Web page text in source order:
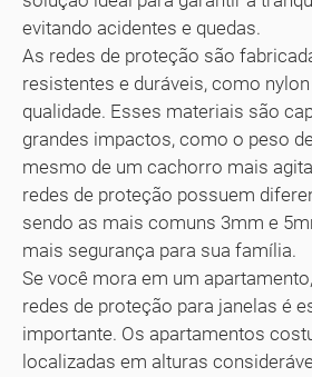
evitando acidentes e quedas.
As redes de proteção são
resistentes e duráveis, como
qualidade. Esses materiais são
grandes impactos, como o peso
mesmo de um cachorro mais
redes de proteção possuem
sendo as mais comuns 3mm e
mais segurança para sua família.
Se você mora em um
redes de proteção para janelas é
importante. Os apartamentos
localizadas em alturas